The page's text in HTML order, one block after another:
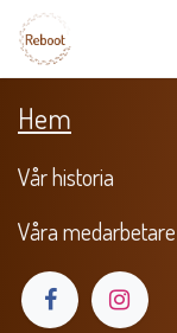
Hoppa till innehåll
Hem
Vår historia
Våra medarbetare